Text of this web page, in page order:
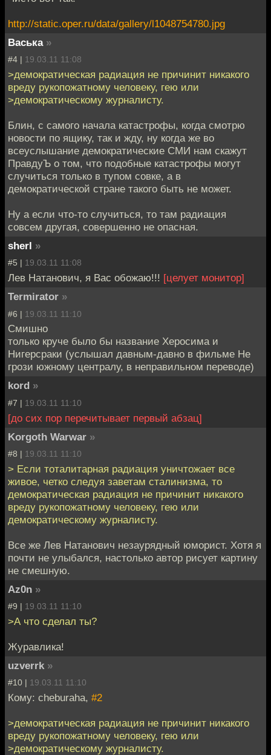
http://static.oper.ru/data/gallery/l1048754780.jpg
Васька »
#4 | 19.03.11 11:08
>демократическая радиация не причинит никакого
вреду рукопожатному человеку, гею или
>демократическому журналисту.
Блин, с самого начала катастрофы, когда смотрю
новости по ящику, так и жду, ну когда же во
всеуслышание демократические СМИ нам скажут
ПравдуЪ о том, что подобные катастрофы могут
случиться только в тупом совке, а в
демократической стране такого быть не может.
Ну а если что-то случиться, то там радиация
совсем другая, совершенно не опасная.
sherl »
#5 | 19.03.11 11:08
Лев Натанович, я Вас обожаю!!! [целует монитор]
Termirator »
#6 | 19.03.11 11:10
Смишно
только круче было бы название Херосима и
Нигерсраки (услышал давным-давно в фильме Не
грози южному централу, в неправильном переводе)
kord »
#7 | 19.03.11 11:10
[до сих пор перечитывает первый абзац]
Korgoth Warwar »
#8 | 19.03.11 11:10
> Если тоталитарная радиация уничтожает все
живое, четко следуя заветам сталинизма, то
демократическая радиация не причинит никакого
вреду рукопожатному человеку, гею или
демократическому журналисту.
Все же Лев Натанович незаурядный юморист. Хотя я
почти не улыбался, настолько автор рисует картину
не смешную.
Az0n »
#9 | 19.03.11 11:10
>А что сделал ты?
Журавлика!
uzverrk »
#10 | 19.03.11 11:10
Кому: cheburaha, #2
>демократическая радиация не причинит никакого
вреду рукопожатному человеку, гею или
>демократическому журналисту.